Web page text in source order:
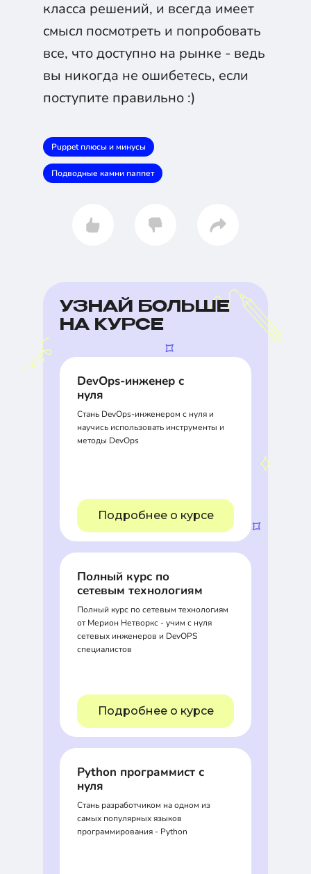
класса решений, и всегда имеет
смысл посмотреть и попробовать
все, что доступно на рынке - ведь
вы никогда не ошибетесь, если
поступите правильно :)
Puppet плюсы и минусы
Подводные камни паппет
УЗНАЙ БОЛЬШЕ
НА КУРСЕ
DevOps-инженер с
нуля
Стань DevOps-инженером с нуля и
научись использовать инструменты и
методы DevOps
Подробнее о курсе
Полный курс по
сетевым технологиям
Полный курс по сетевым технологиям
от Мерион Нетворкс - учим с нуля
сетевых инженеров и DevOPS
специалистов
Подробнее о курсе
Python программист с
нуля
Стань разработчиком на одном из
самых популярных языков
программирования - Python